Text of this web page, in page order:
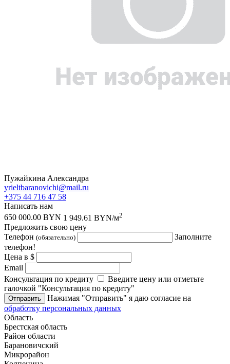
Пужайкина Александра
yrieltbaranovichi@mail.ru
+375 44 716 47 58
Написать нам
650 000.00 BYN 1 949.61 BYN/м2
Предложить свою цену
Телефон (обязательно)
Заполните
телефон!
Цена в $
Email
Консультация по кредиту
Введите цену или отметьте
галочкой "Консультация по кредиту"
Отправить
Нажимая "Отправить" я даю согласие на
обработку персональных данных
Область
Брестская область
Район области
Барановичский
Микрорайон